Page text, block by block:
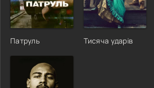
Патруль Тисяча ударів